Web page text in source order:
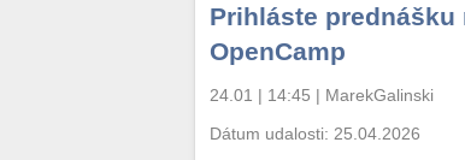
Prihláste prednášku
OpenCamp
24.01 | 14:45 | MarekGalinski
Dátum udalosti: 25.04.2026